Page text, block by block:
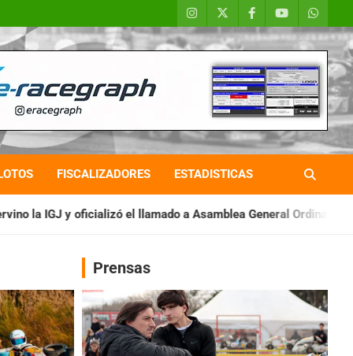
FISCALIZADORES ESTADISTICAS
a Asamblea General Ordinaria IAME SERIES
Prensas